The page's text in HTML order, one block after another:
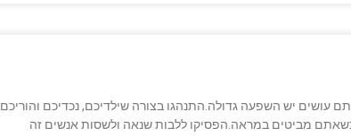
יש השפעה גדולה.התנהגו בצורה שילדיכם, נכדיכם והוריכם
מביטים במראה.הפסיקו ללבות שנאה ולשסות אנשים זה